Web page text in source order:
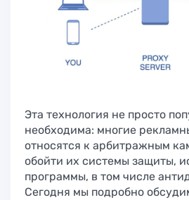
Эта технология не просто
необходима: многие
относятся к арбитражным
обойти их системы защиты,
программы, в том числе
Сегодня мы подробно